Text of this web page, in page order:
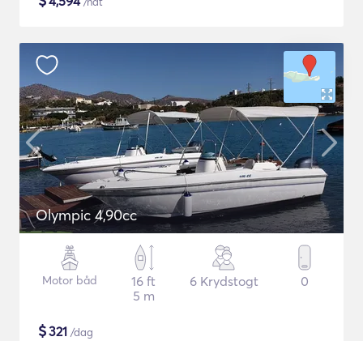
Olympic 4,90cc
Motor båd
16 ft
5 m
6 Krydstogt 0
$321 /dag